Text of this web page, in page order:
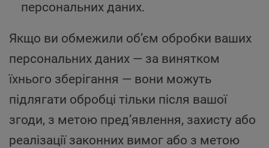
персональних даних.
Якщо ви обмежили об’єм обробки ваших
персональних даних — за винятком
їхнього зберігання — вони можуть
підлягати обробці тільки після вашої
згоди, з метою пред’явлення, захисту або
реалізації законних вимог або з метою